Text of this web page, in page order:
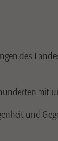
des
mit
und